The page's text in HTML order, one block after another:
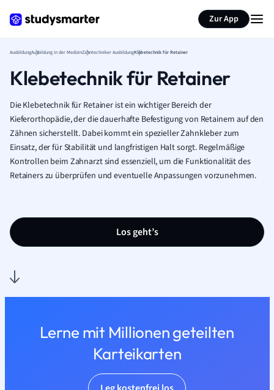
Zur App
AusbildungAusbildung in der MedizinZahntechniker AusbildungKlebetechnik für Retainer
Klebetechnik für Retainer
Die Klebetechnik für Retainer ist ein wichtiger Bereich der
Kieferorthopädie, der die dauerhafte Befestigung von Retainern auf den
Zähnen sicherstellt. Dabei kommt ein spezieller Zahnkleber zum
Einsatz, der für Stabilität und langfristigen Halt sorgt. Regelmäßige
Kontrollen beim Zahnarzt sind essenziell, um die Funktionalität des
Retainers zu überprüfen und eventuelle Anpassungen vorzunehmen.
Los geht’s
Lerne mit Millionen geteilten
Karteikarten